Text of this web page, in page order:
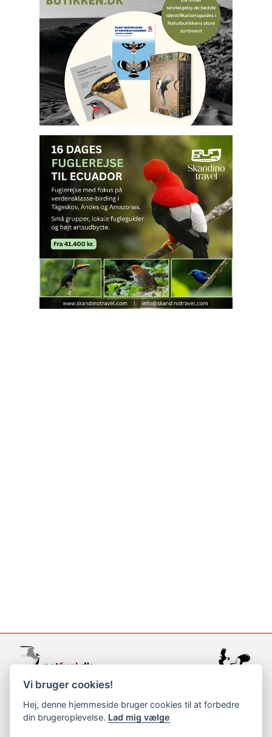
support@netfugl.dk
copyright © 2002-2023
Vi bruger cookies!
Hej, denne hjemmeside bruger cookies til at forbedre
din brugeroplevelse. Lad mig vælge